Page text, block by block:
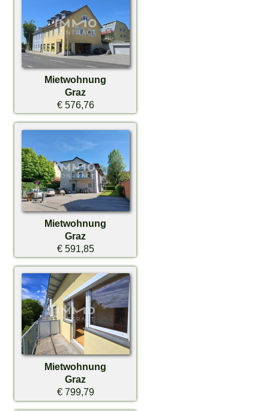
Mietwohnung
Graz
€ 576,76
Mietwohnung
Graz
€ 591,85
Mietwohnung
Graz
€ 799,79